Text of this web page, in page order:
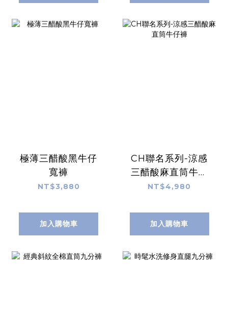
極薄三醋酸黑牛仔
寬褲
NT$3,880
加入購物車
CH聯名系列-涼感
三醋酸麻直筒牛仔
褲
NT$4,980
加入購物車